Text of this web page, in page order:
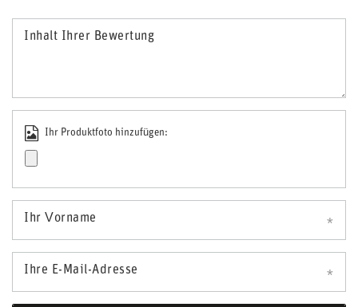
Inhalt Ihrer Bewertung
Ihr Produktfoto hinzufügen:
Ihr Vorname
Ihre E-Mail-Adresse